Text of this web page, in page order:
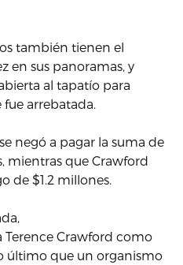
también tienen el
en sus panoramas, y
al tapatío para
arrebatada.
negó a pagar la suma de
mientras que Crawford
de $1.2 millones.
Crawford como
último que un organismo